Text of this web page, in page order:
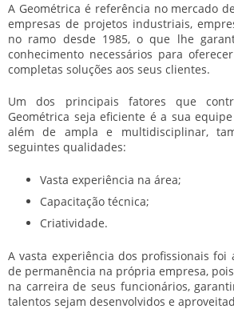
A Geométrica é referência no mercado
empresas de projetos industriais,
no ramo desde 1985, o que lhe
conhecimento necessários para
completas soluções aos seus clientes.
Um dos principais fatores que
Geométrica seja eficiente é a sua
além de ampla e multidisciplinar,
seguintes qualidades:
Vasta experiência na área;
Capacitação técnica;
Criatividade.
A vasta experiência dos profissionais
de permanência na própria empresa,
na carreira de seus funcionários,
talentos sejam desenvolvidos e